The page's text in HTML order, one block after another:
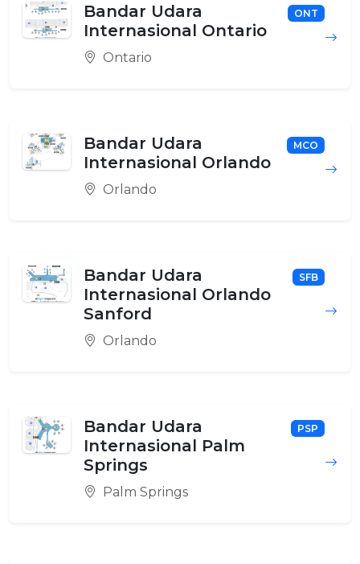
Bandar Udara
Internasional Ontario
ONT
Ontario
Bandar Udara
Internasional Orlando
MCO
Orlando
Bandar Udara
Internasional Orlando
Sanford
SFB
Orlando
Bandar Udara
Internasional Palm
Springs
PSP
Palm Springs